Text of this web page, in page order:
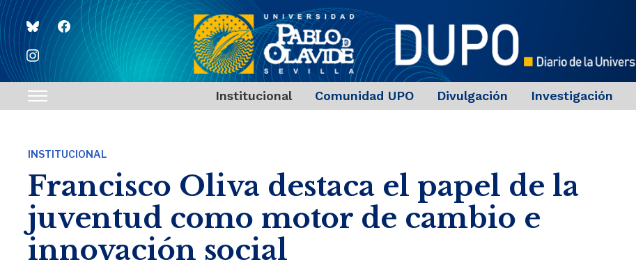
blueskyfacebook
instagram
Toggle
navigation
Institucional Comunidad UPO Divulgación Investigación
INSTITUCIONAL
Francisco Oliva destaca el papel de la
juventud como motor de cambio e
innovación social